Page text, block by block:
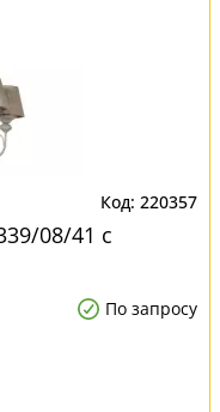
220357
08/41 с
По запросу